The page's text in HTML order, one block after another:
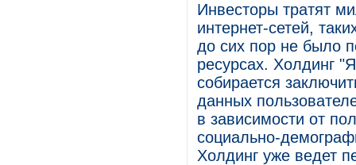
Инвесторы тратят
интернет-сетей,
до сих пор не было
ресурсах. Холдинг
собирается
данных
в зависимости от
социально-
Холдинг уже ведет